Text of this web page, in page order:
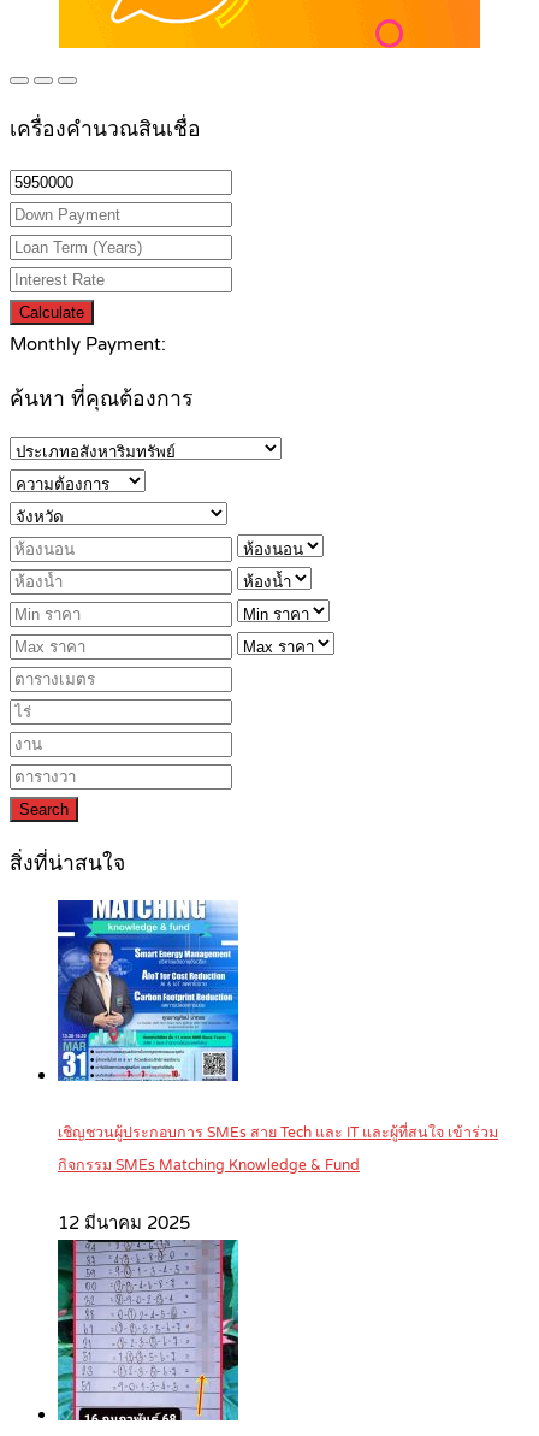
เครื่องคำนวณสินเชื่อ
Calculate
Monthly Payment:
ค้นหา ที่คุณต้องการ
Search
สิ่งที่น่าสนใจ
เชิญชวนผู้ประกอบการ SMEs สาย Tech และ IT และผู้ที่สนใจ เข้าร่วม
กิจกรรม SMEs Matching Knowledge & Fund
12 มีนาคม 2025